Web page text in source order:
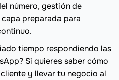
número, gestión de
preparada para
tiempo respondiendo las
Si quieres saber cómo
y llevar tu negocio al